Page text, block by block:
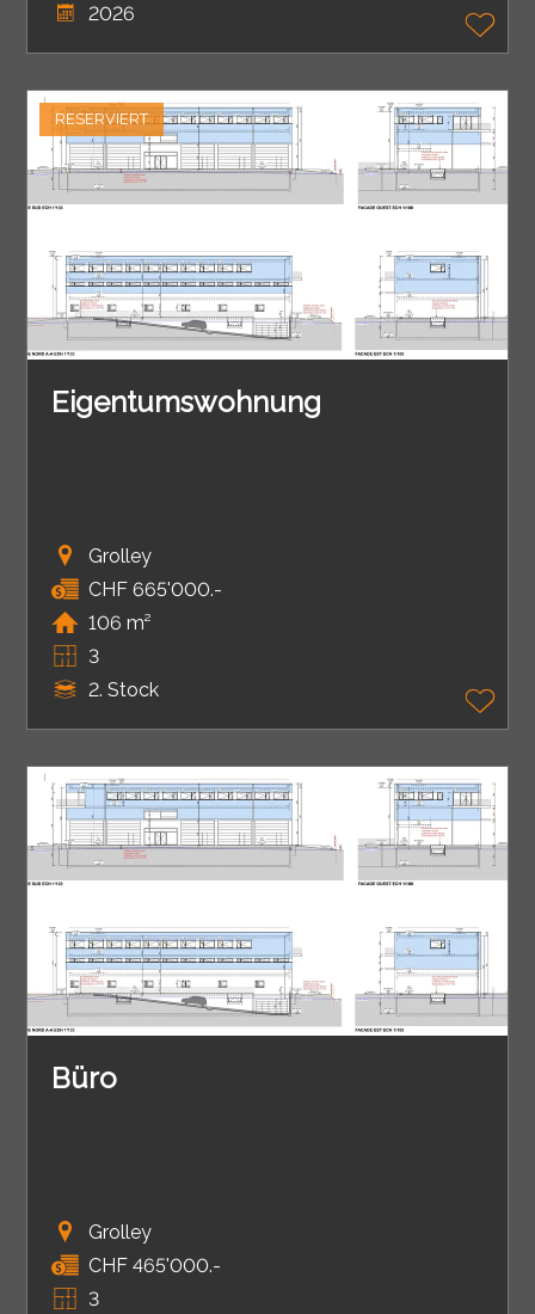
2026
RESERVIERT
Eigentumswohnung
Grolley
CHF 665'000.-
106 m²
3
2. Stock
Büro
Grolley
CHF 465'000.-
3